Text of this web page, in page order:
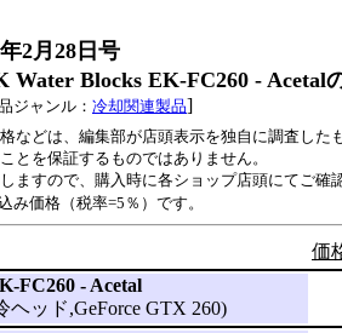
2月28日号
Blocks EK-FC260 - Acetal
ジャンル： 冷却関連製品]
などは、編集部が店頭表示を独自に調査した
とを保証するものではありません。
ますので、購入時に各ショップ店頭にてご確
価格（税率=5％）です。
価
FC260 - Acetal
ッド,GeForce GTX 260)